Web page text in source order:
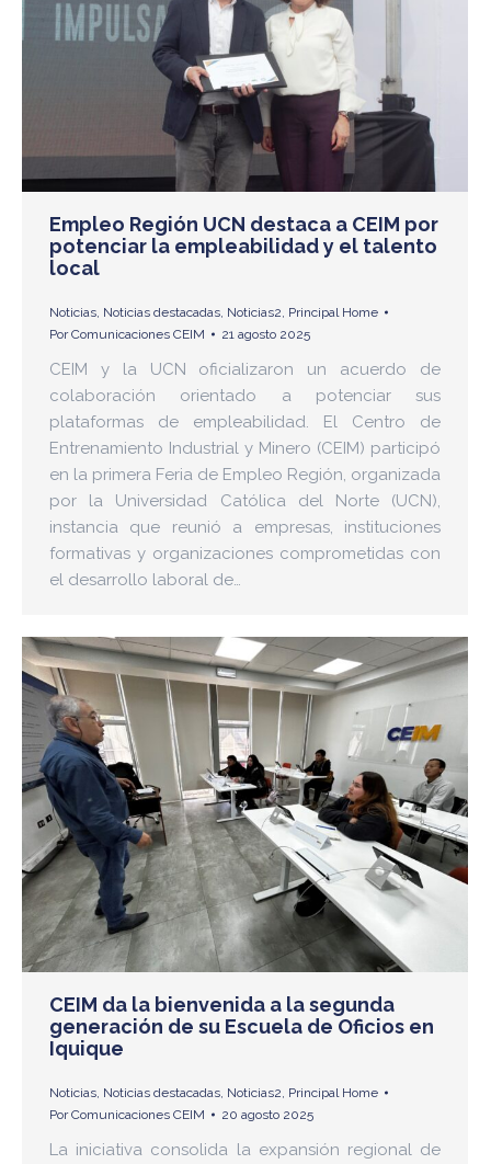
Empleo Región UCN destaca a CEIM por
potenciar la empleabilidad y el talento
local
Noticias, Noticias destacadas, Noticias2, Principal Home
PorComunicaciones CEIM 21 agosto 2025
CEIM y la UCN oficializaron un acuerdo de
colaboración orientado a potenciar sus
plataformas de empleabilidad. El Centro de
Entrenamiento Industrial y Minero (CEIM) participó
en la primera Feria de Empleo Región, organizada
por la Universidad Católica del Norte (UCN),
instancia que reunió a empresas, instituciones
formativas y organizaciones comprometidas con
el desarrollo laboral de…
CEIM da la bienvenida a la segunda
generación de su Escuela de Oficios en
Iquique
Noticias Noticias destacadas Noticias2 Principal Home
PorComunicaciones CEIM 20 agosto 2025
La iniciativa consolida la expansión regional de